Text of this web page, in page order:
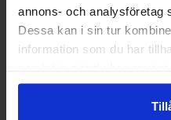
annons- och analysföretag
Dessa kan i sin tur
information som du har
Köp